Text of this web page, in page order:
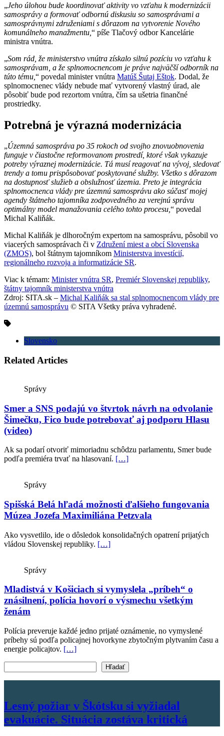
„Jeho úlohou bude koordinovať aktivity vo vzťahu k modernizácii
samosprávy a formovať odbornú diskusiu so samosprávami a
samosprávnymi združeniami s dôrazom na vytvorenie Nového
komunálneho manažmentu, “ píše Tlačový odbor Kancelárie
ministra vnútra.
„Som rád, že ministerstvo vnútra získalo silnú pozíciu vo vzťahu k
samosprávam, a že splnomocnencom je práve najväčší odborník na
túto tému, “ povedal minister vnútra Matúš Šutaj Eštok. Dodal, že
splnomocnenec vlády nebude mať vytvorený vlastný úrad, ale
pôsobiť bude pod rezortom vnútra, čím sa ušetria finančné
prostriedky.
Potrebná je výrazná modernizácia
„Územná samospráva po 35 rokoch od svojho znovuobnovenia
funguje v čiastočne reformovanom prostredí, ktoré však vykazuje
potreby výraznej modernizácie. Tá musí reagovať na vývoj, sledovať
trendy a tomu prispôsobovať poskytované služby. Všetko s dôrazom
na dostupnosť služieb a obslužnosť územia. Preto je integrácia
splnomocnenca vlády pre územnú samosprávu ako súčasť mojej
agendy štátneho tajomníka zodpovedného za verejnú správu
optimálny model manažovania celého tohto procesu,“ povedal
Michal Kaliňák.
Michal Kaliňák je dlhoročným expertom na samosprávu, pôsobil vo
viacerých samosprávach či v Združení miest a obcí Slovenska
(ZMOS), bol štátnym tajomníkom Ministerstva investícií,
regionálneho rozvoja a informatizácie SR.
Viac k témam: Minister vnútra SR, Premiér Slovenskej republiky,
štátny tajomník ministerstva vnútra
Zdroj: SITA.sk – Michal Kaliňák sa stal splnomocnencom vlády pre
územnú samosprávu © SITA Všetky práva vyhradené.
Slovensko
Related Articles
Správy
Smer a SNS podajú vo štvrtok návrh na odvolanie
Šimečku, Fico bude potrebovať aj podporu Hlasu
(video)
Ak sa podarí otvoriť mimoriadnu schôdzu parlamentu, Smer bude
podľa premiéra trvať na hlasovaní. […]
Správy
Spišská Belá hľadá možnosti ďalšieho fungovania
Múzea Jozefa Maximiliána Petzvala
Ako vysvetlilo, ide o dôsledok konsolidačných opatrení prijatých
vládou Slovenskej republiky. […]
Správy
Mladistvá v Košiciach si vymyslela „príbeh“ o
znásilnení, polícia hovorí o výsmechu všetkým
ženám
Polícia preveruje každé jedno prijaté oznámenie, no vymyslené
príbehy sú podľa policajnej hovorkyne zbytočným plytvaním času a
energie policajtov. […]
Hľadať
Lesný požiar v Škótsku si vyžiadal
evakuácie. Situácia zostáva kritická